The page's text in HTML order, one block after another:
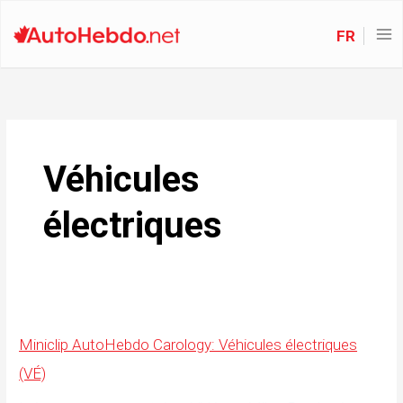
FR
Véhicules
électriques
Miniclip AutoHebdo Carology: Véhicules électriques
(VÉ)